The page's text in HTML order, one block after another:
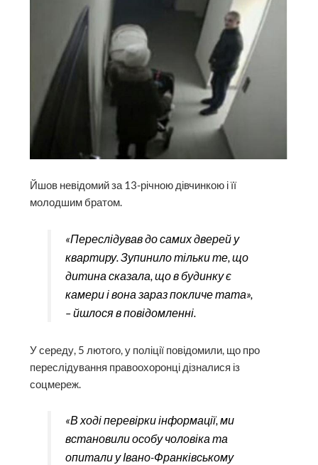
Йшов невідомий за 13-річною дівчинкою і її
молодшим братом.
«Переслідував до самих дверей у
квартиру. Зупинило тільки те, що
дитина сказала, що в будинку є
камери і вона зараз покличе тата»,
– йшлося в повідомленні.
У середу, 5 лютого, у поліції повідомили, що про
переслідування правоохоронці дізналися із
соцмереж.
«В ході перевірки інформації, ми
встановили особу чоловіка та
опитали у Івано-Франківському